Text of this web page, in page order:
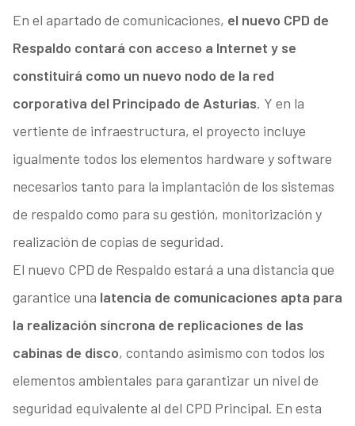
En el apartado de comunicaciones, el nuevo CPD de
Respaldo contará con acceso a Internet y se
constituirá como un nuevo nodo de la red
corporativa del Principado de Asturias. Y en la
vertiente de infraestructura, el proyecto incluye
igualmente todos los elementos hardware y software
necesarios tanto para la implantación de los sistemas
de respaldo como para su gestión, monitorización y
realización de copias de seguridad.
El nuevo CPD de Respaldo estará a una distancia que
garantice una latencia de comunicaciones apta para
la realización síncrona de replicaciones de las
cabinas de disco, contando asimismo con todos los
elementos ambientales para garantizar un nivel de
seguridad equivalente al del CPD Principal. En esta